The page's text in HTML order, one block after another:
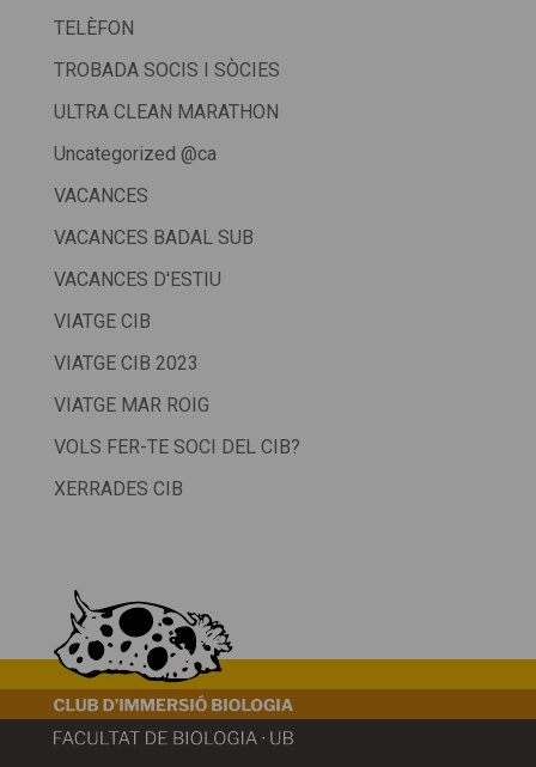
TELÈFON
TROBADA SOCIS I SÒCIES
ULTRA CLEAN MARATHON
Uncategorized @ca
VACANCES
VACANCES BADAL SUB
VACANCES D'ESTIU
VIATGE CIB
VIATGE CIB 2023
VIATGE MAR ROIG
VOLS FER-TE SOCI DEL CIB?
XERRADES CIB